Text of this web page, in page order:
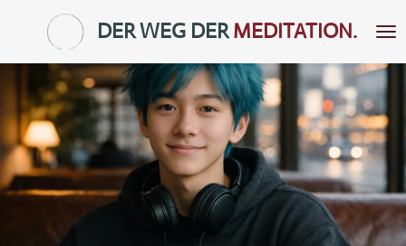
Hauptinhalt
springen
DER WEG DERMEDITATION.